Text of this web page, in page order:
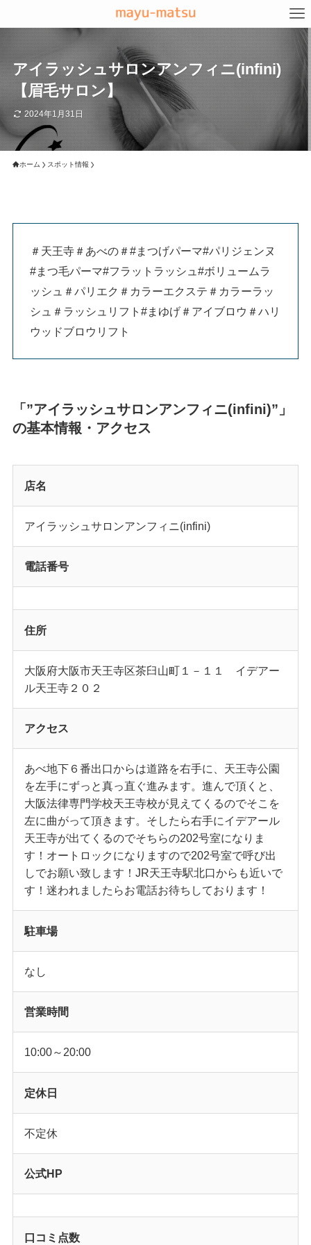
アイラッシュサロンアンフィニ(infini)
【眉毛サロン】
2024年1月31日
ホーム スポット情報
＃天王寺＃あべの＃#まつげパーマ#パリジェンヌ
#まつ毛パーマ#フラットラッシュ#ボリュームラ
ッシュ＃パリエク＃カラーエクステ＃カラーラッ
シュ＃ラッシュリフト#まゆげ＃アイブロウ＃ハリ
ウッドブロウリフト
「”アイラッシュサロンアンフィニ(infini)”」
の基本情報・アクセス
店名
アイラッシュサロンアンフィニ(infini)
電話番号
住所
大阪府大阪市天王寺区茶臼山町１－１１ イデアー
ル天王寺２０２
アクセス
あべ地下６番出口からは道路を右手に、天王寺公園
を左手にずっと真っ直ぐ進みます。進んで頂くと、
大阪法律専門学校天王寺校が見えてくるのでそこを
左に曲がって頂きます。そしたら右手にイデアール
天王寺が出てくるのでそちらの202号室になりま
す！オートロックになりますので202号室で呼び出
しでお願い致します！JR天王寺駅北口からも近いで
す！迷われましたらお電話お待ちしております！
駐車場
なし
営業時間
10:00～20:00
定休日
不定休
公式HP
口コミ点数